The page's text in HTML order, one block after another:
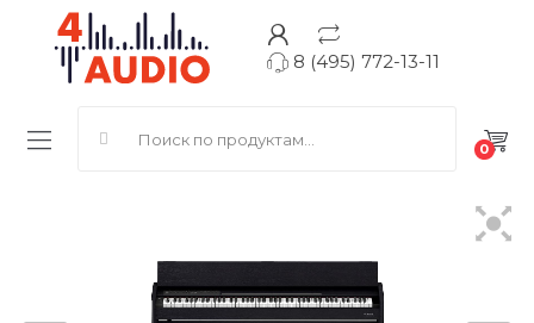
8 (495) 772-13-11
0